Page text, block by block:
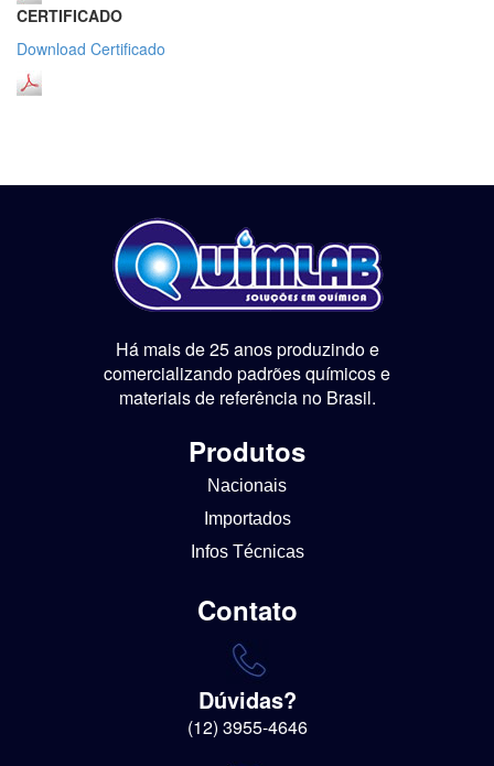
CERTIFICADO
Download Certificado
Há mais de 25 anos produzindo e
comercializando padrões químicos e
materiais de referência no Brasil.
Produtos
Nacionais
Importados
Infos Técnicas
Contato
Dúvidas?
(12) 3955-4646